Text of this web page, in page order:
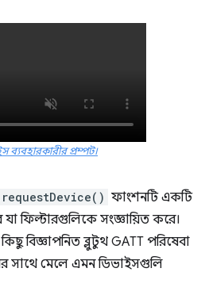
ব্যবহারকারীর প্রম্পট।
ফাংশনটি একটি
ফিল্টারগুলিকে সংজ্ঞায়িত করে।
বিজ্ঞাপনিত ব্লুটুথ GATT পরিষেবা
সাথে মেলে এমন ডিভাইসগুলি